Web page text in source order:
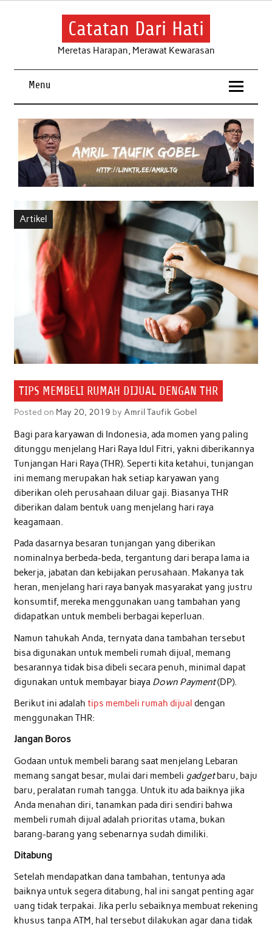
Skip
Catatan Dari Hati
Meretas Harapan, Merawat Kewarasan
Menu
Artikel
TIPS MEMBELI RUMAH DIJUAL DENGAN THR
Posted on May 20, 2019 by Amril Taufik Gobel
Bagi para karyawan di Indonesia, ada momen yang paling
ditunggu menjelang Hari Raya Idul Fitri, yakni diberikannya
Tunjangan Hari Raya (THR). Seperti kita ketahui, tunjangan
ini memang merupakan hak setiap karyawan yang
diberikan oleh perusahaan diluar gaji. Biasanya THR
diberikan dalam bentuk uang menjelang hari raya
keagamaan.
Pada dasarnya besaran tunjangan yang diberikan
nominalnya berbeda-beda, tergantung dari berapa lama ia
bekerja, jabatan dan kebijakan perusahaan. Makanya tak
heran, menjelang hari raya banyak masyarakat yang justru
konsumtif, mereka menggunakan uang tambahan yang
didapatkan untuk membeli berbagai keperluan.
Namun tahukah Anda, ternyata dana tambahan tersebut
bisa digunakan untuk membeli rumah dijual, memang
besarannya tidak bisa dibeli secara penuh, minimal dapat
digunakan untuk membayar biaya Down Payment(DP).
Berikut ini adalah tips membeli rumah dijual dengan
menggunakan THR:
Jangan Boros
Godaan untuk membeli barang saat menjelang Lebaran
memang sangat besar, mulai dari membeli gadgetbaru, baju
baru, peralatan rumah tangga. Untuk itu ada baiknya jika
Anda menahan diri, tanamkan pada diri sendiri bahwa
membeli rumah dijual adalah prioritas utama, bukan
barang-barang yang sebenarnya sudah dimiliki.
Ditabung
Setelah mendapatkan dana tambahan, tentunya ada
baiknya untuk segera ditabung, hal ini sangat penting agar
uang tidak terpakai. Jika perlu sebaiknya membuat rekening
khusus tanpa ATM, hal tersebut dilakukan agar dana tidak